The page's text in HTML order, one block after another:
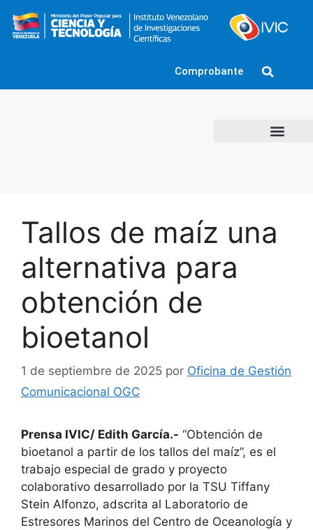
Comprobante
Tallos de maíz una
alternativa para
obtención de
bioetanol
1 de septiembre de 2025 por Oficina de Gestión
Comunicacional OGC
Prensa IVIC/ Edith García.- “Obtención de
bioetanol a partir de los tallos del maíz”, es el
trabajo especial de grado y proyecto
colaborativo desarrollado por la TSU Tiffany
Stein Alfonzo, adscrita al Laboratorio de
Estresores Marinos del Centro de Oceanología y